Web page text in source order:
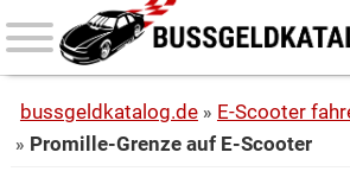
Skip
to
content
Skip
to
sidebar
bussgeldkatalog.de
E-Scooter
Promille-Grenze auf E-Scooter